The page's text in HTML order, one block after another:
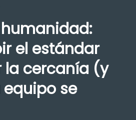
el estándar
la cercanía (y
se